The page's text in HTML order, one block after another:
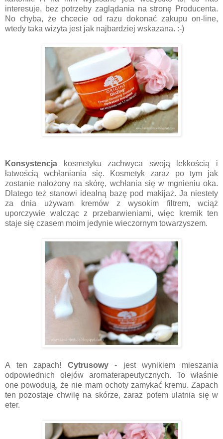
interesuje, bez potrzeby zaglądania na stronę Producenta.
No chyba, że chcecie od razu dokonać zakupu on-line,
wtedy taka wizyta jest jak najbardziej wskazana. :-)
Konsystencja kosmetyku zachwyca swoją lekkością i
łatwością wchłaniania się. Kosmetyk zaraz po tym jak
zostanie nałożony na skórę, wchłania się w mgnieniu oka.
Dlatego też stanowi idealną bazę pod makijaż. Ja niestety
za dnia używam kremów z wysokim filtrem, wciąż
uporczywie walcząc z przebarwieniami, więc kremik ten
staje się czasem moim jedynie wieczornym towarzyszem.
A ten zapach! Cytrusowy- jest wynikiem mieszania
odpowiednich olejów aromaterapeutycznych. To właśnie
one powodują, że nie mam ochoty zamykać kremu. Zapach
ten pozostaje chwilę na skórze, zaraz potem ulatnia się w
eter.